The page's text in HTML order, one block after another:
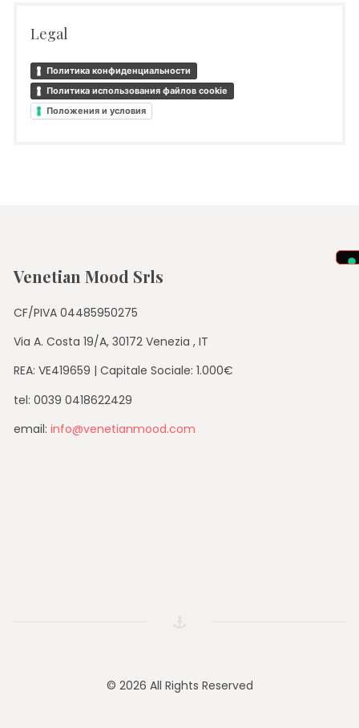
Legal
Политика конфиденциальности
Политика использования файлов cookie
Положения и условия
Venetian Mood Srls
CF/PIVA 04485950275
Via A. Costa 19/A, 30172 Venezia , IT
REA: VE419659 | Capitale Sociale: 1.000€
tel: 0039 0418622429
email: info@venetianmood.com
© 2026 All Rights Reserved